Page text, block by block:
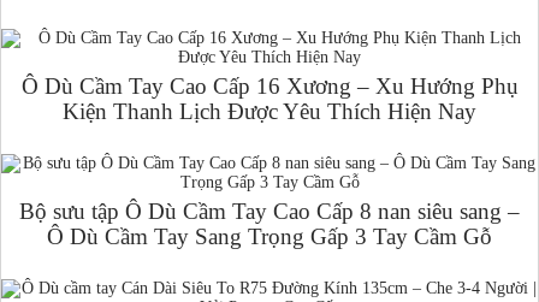
Ô Dù Cầm Tay Cao Cấp 16 Xương – Xu Hướng Phụ
Kiện Thanh Lịch Được Yêu Thích Hiện Nay
Bộ sưu tập Ô Dù Cầm Tay Cao Cấp 8 nan siêu sang –
Ô Dù Cầm Tay Sang Trọng Gấp 3 Tay Cầm Gỗ